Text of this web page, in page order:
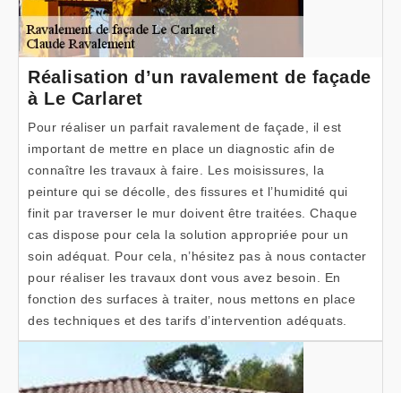
Réalisation d’un ravalement de façade
à Le Carlaret
Pour réaliser un parfait ravalement de façade, il est
important de mettre en place un diagnostic afin de
connaître les travaux à faire. Les moisissures, la
peinture qui se décolle, des fissures et l’humidité qui
finit par traverser le mur doivent être traitées. Chaque
cas dispose pour cela la solution appropriée pour un
soin adéquat. Pour cela, n’hésitez pas à nous contacter
pour réaliser les travaux dont vous avez besoin. En
fonction des surfaces à traiter, nous mettons en place
des techniques et des tarifs d’intervention adéquats.